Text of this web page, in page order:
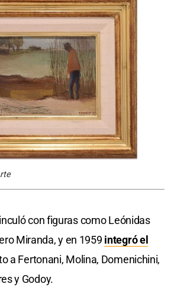
con figuras como Leónidas
Miranda, y en 1959 integró el
a Fertonani, Molina, Domenichini,
y Godoy.